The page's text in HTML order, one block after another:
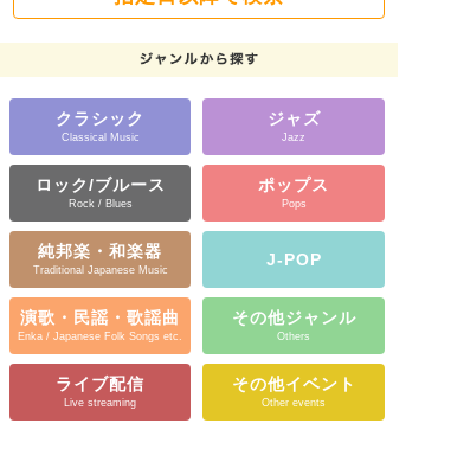
クラシック
Classical Music
ジャズ
Jazz
ロック/ブルース
Rock / Blues
ポップス
Pops
純邦楽・和楽器
Traditional Japanese Music
J-POP
演歌・民謡・歌謡曲
Enka / Japanese Folk Songs etc.
その他ジャンル
Others
ライブ配信
Live streaming
その他イベント
Other events